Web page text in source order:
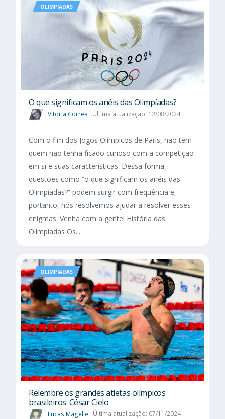
OLIMPÍADAS
O que significam os anéis das Olimpíadas?
Vitoria Correa Última atualização: 12/08/2024
Com o fim dos Jogos Olímpicos de Paris, não tem
quem não tenha ficado curioso com a competição
em si e suas características. Dessa forma,
questões como “o que significam os anéis das
Olimpíadas?” podem surgir com frequência e,
portanto, nós resolvemos ajudar a resolver esses
enigmas. Venha com a gente! História das
Olimpíadas Os...
OLIMPÍADAS
Relembre os grandes atletas olímpicos
brasileiros: César Cielo
Lucas Magelle Última atualização: 07/11/2024